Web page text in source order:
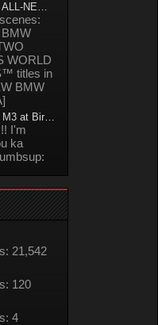
GUINNESS WORLD RECORDS™ titles
WORLD
titles in
BMW
Thailand in 02/2008
I'm
ka
21,542
120
4